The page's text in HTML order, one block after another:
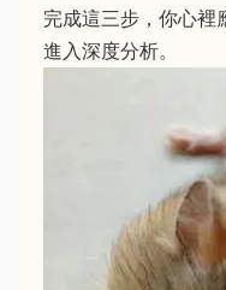
完成這三步，你心裡
進入深度分析。